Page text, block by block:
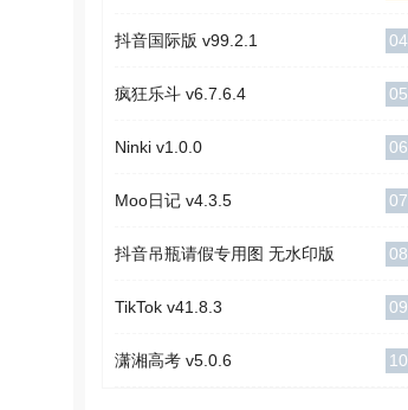
抖音国际版 v99.2.1 04
疯狂乐斗 v6.7.6.4 05
Ninki v1.0.0 06
Moo日记 v4.3.5 07
抖音吊瓶请假专用图 无水印版 08
TikTok v41.8.3 09
潇湘高考 v5.0.6 10